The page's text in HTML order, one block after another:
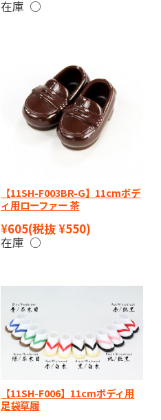
在庫 ○
【11SH-F003BR-G】11cmボデ
ィ用ローファー 茶
¥605(税抜 ¥550)
在庫 ○
【11SH-F006】11cmボディ用
足袋草履